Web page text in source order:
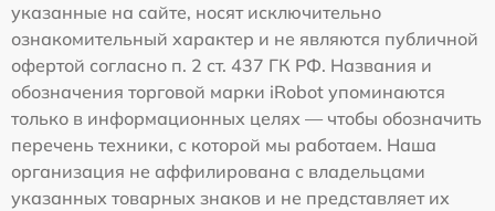
указанные на сайте, носят исключительно
ознакомительный характер и не являются публичной
офертой согласно п. 2 ст. 437 ГК РФ. Названия и
обозначения торговой марки iRobot упоминаются
только в информационных целях — чтобы обозначить
перечень техники, с которой мы работаем. Наша
организация не аффилирована с владельцами
указанных товарных знаков и не представляет их